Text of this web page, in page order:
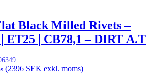
Black Milled Rivets –
ET25 | CB78,1 – DIRT A.T
(2396 SEK exkl. moms)